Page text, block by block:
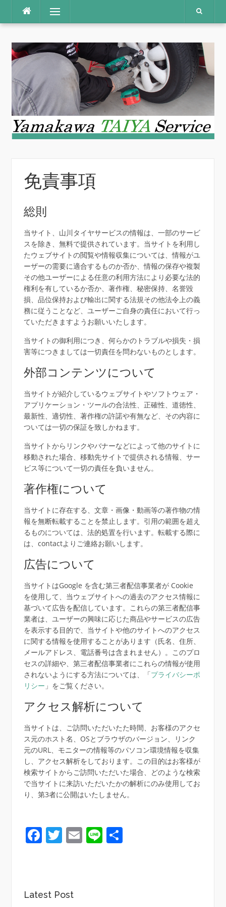
テ
メニュー
免責事項
総則
当サイト、山川タイヤサービスの情報は、一部のサービ
スを除き、無料で提供されています。当サイトを利用し
たウェブサイトの閲覧や情報収集については、情報がユ
ーザーの需要に適合するものか否か、情報の保存や複製
その他ユーザーによる任意の利用方法により必要な法的
権利を有しているか否か、著作権、秘密保持、名誉毀
損、品位保持および輸出に関する法規その他法令上の義
務に従うことなど、ユーザーご自身の責任において行っ
ていただきますようお願いいたします。
当サイトの御利用につき、何らかのトラブルや損失・損
害等につきましては一切責任を問わないものとします。
外部コンテンツについて
当サイトが紹介しているウェブサイトやソフトウェア・
アプリケーション・ツールの合法性、正確性、道徳性、
最新性、適切性、著作権の許諾や有無など、その内容に
ついては一切の保証を致しかねます。
当サイトからリンクやバナーなどによって他のサイトに
移動された場合、移動先サイトで提供される情報、サー
ビス等について一切の責任を負いません。
著作権について
当サイトに存在する、文章・画像・動画等の著作物の情
報を無断転載することを禁止します。引用の範囲を超え
るものについては、法的処置を行います。転載する際に
は、contactよりご連絡お願いします。
広告について
当サイトはGoogle を含む第三者配信事業者が Cookie
を使用して、当ウェブサイトへの過去のアクセス情報に
基づいて広告を配信しています。これらの第三者配信事
業者は、ユーザーの興味に応じた商品やサービスの広告
を表示する目的で、当サイトや他のサイトへのアクセス
に関する情報を使用することがあります（氏名、住所、
メールアドレス、電話番号は含まれません）。このプロ
セスの詳細や、第三者配信事業者にこれらの情報が使用
されないようにする方法については、「プライバシーポ
リシー 」をご覧ください。
アクセス解析について
当サイトは、ご訪問いただいたた時間、お客様のアクセ
ス元のホスト名、OSとブラウザのバージョン、リンク
元のURL、モニターの情報等のパソコン環境情報を収集
し、アクセス解析をしております。この目的はお客様が
検索サイトからご訪問いただいた場合、どのような検索
で当サイトに来訪いただいたかの解析にのみ使用してお
り、第3者に公開はいたしません。
Facebook
Twitter
Email
Line共
Latest Post